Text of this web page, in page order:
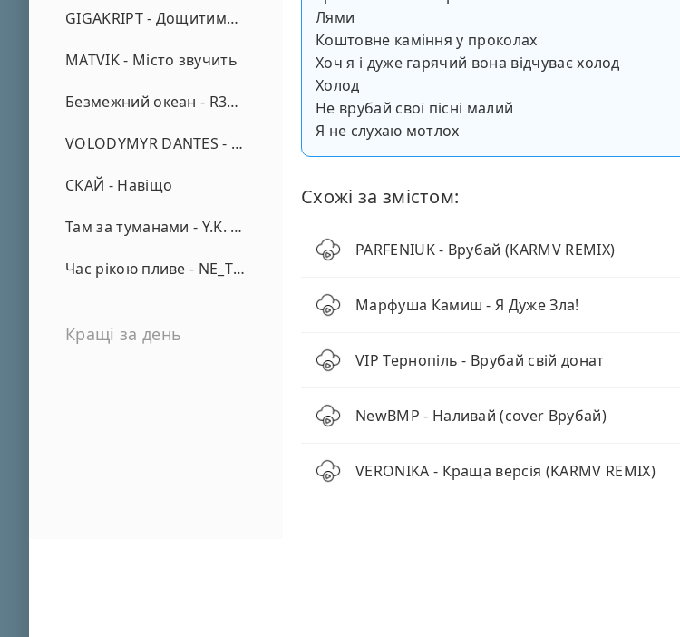
GIGAKRIPT - Дощитиме зима
MATVIK - Місто звучить
Безмежний океан - R3phase
VOLODYMYR DANTES - Просто кохаю (REMIX)
СКАЙ - Навіщо
Там за туманами - Y.K. Music
Час рікою пливе - NE_TVOYA_MRIYA
Кращі за день
Лями
Коштовне каміння у проколах
Хоч я і дуже гарячий вона відчуває холод
Холод
Не врубай свої пісні малий
Я не слухаю мотлох
Схожі за змістом:
PARFENIUK - Врубай (KARMV REMIX)
Марфуша Камиш - Я Дуже Зла!
VIP Тернопіль - Врубай свій донат
NewBMP - Наливай (cover Врубай)
VERONIKA - Краща версія (KARMV REMIX)